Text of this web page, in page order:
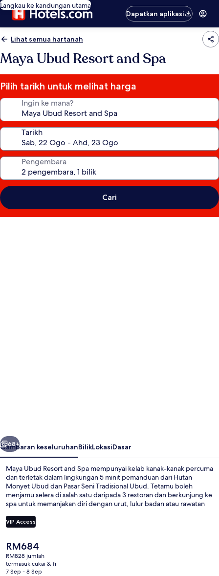
Langkau ke kandungan utama
Dapatkan aplikasi
Lihat semua hartanah
Maya Ubud Resort and Spa
Pilih tarikh untuk melihat harga
Ingin ke mana?
Tarikh
Pengembara
Cari
Seterusnya
68+
Gambaran keseluruhanBilikLokasiDasar
Maya Ubud Resort and Spa mempunyai kelab kanak-kanak percuma
dan terletak dalam lingkungan 5 minit pemanduan dari Hutan
Monyet Ubud dan Pasar Seni Tradisional Ubud. Tetamu boleh
menjamu selera di salah satu daripada 3 restoran dan berkunjung ke
spa untuk memanjakan diri dengan urut, lulur badan atau rawatan
kolam renang terbuka, pusat kecergasan, dan gelanggang tenis
terbuka. Pengembara lain menyukai kakitangan yang suka
VIP Access
Harga
semasa
ialah
RM684
RM684
RM828 jumlah
termasuk cukai & fi
7 Sep - 8 Sep